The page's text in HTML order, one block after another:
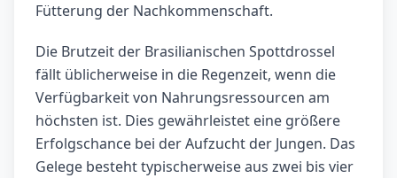
Fütterung der Nachkommenschaft.
Die Brutzeit der Brasilianischen Spottdrossel
fällt üblicherweise in die Regenzeit, wenn die
Verfügbarkeit von Nahrungsressourcen am
höchsten ist. Dies gewährleistet eine größere
Erfolgschance bei der Aufzucht der Jungen. Das
Gelege besteht typischerweise aus zwei bis vier